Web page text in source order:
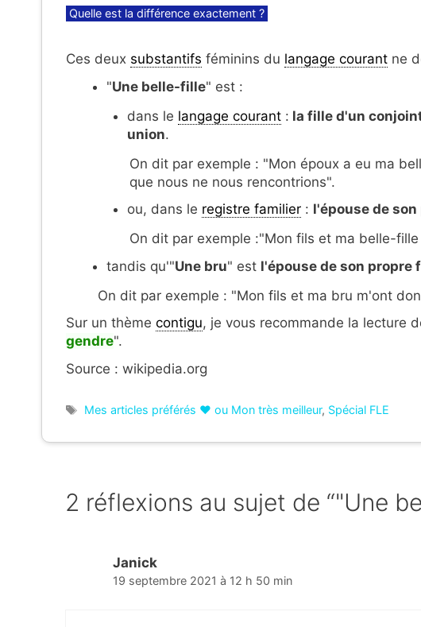
Catégories
Quelle est la différence exactement ?
Ces deux substantifs féminins du langage courant ne
"Une belle-fille" est :
dans le langage courant: la fille d'un
union.
On dit par exemple : "Mon époux a eu ma
que nous ne nous rencontrions".
ou, dans le registre familier: l'épouse de
On dit par exemple :"Mon fils et ma belle-
tandis qu'"Une bru" est l'épouse de son propre
On dit par exemple : "Mon fils et ma bru m'ont
Sur un thème contigu, je vous recommande la lecture
gendre".
Source : wikipedia.org
Étiquettes
Mes articles préférés ❤ ou Mon très meilleur, Spécial FLE
2 réflexions au sujet de “"Une
Janick
19 septembre 2021 à 12 h 50 min